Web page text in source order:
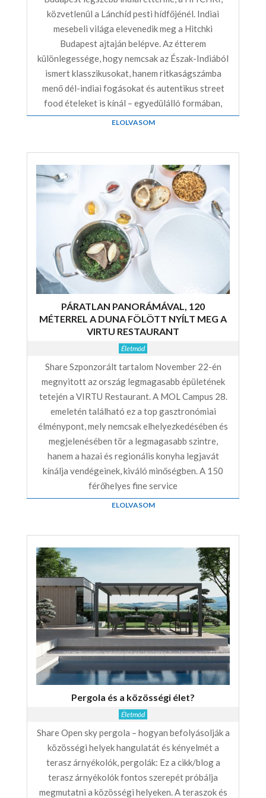
közvetlenül a Lánchíd pesti hídfőjénél. Indiai
mesebeli világa elevenedik meg a Hitchki
Budapest ajtaján belépve. Az étterem
különlegessége, hogy nemcsak az Észak-Indiából
ismert klasszikusokat, hanem ritkaságszámba
menő dél-indiai fogásokat és autentikus street
food ételeket is kínál – egyedülálló formában,
ELOLVASOM
PÁRATLAN PANORÁMÁVAL, 120
MÉTERREL A DUNA FÖLÖTT NYÍLT MEG A
VIRTU RESTAURANT
Életmód
Share Szponzorált tartalom November 22-én
megnyitott az ország legmagasabb épületének
tetején a VIRTU Restaurant. A MOL Campus 28.
emeletén található ez a top gasztronómiai
élménypont, mely nemcsak elhelyezkedésében és
megjelenésében tör a legmagasabb szintre,
hanem a hazai és regionális konyha legjavát
kínálja vendégeinek, kiváló minőségben. A 150
férőhelyes fine service
ELOLVASOM
Pergola és a közösségi élet?
Életmód
Share Open sky pergola – hogyan befolyásolják a
közösségi helyek hangulatát és kényelmét a
terasz árnyékolók, pergolák: Ez a cikk/blog a
terasz árnyékolók fontos szerepét próbálja
megmutatni a közösségi helyeken. A teraszok és